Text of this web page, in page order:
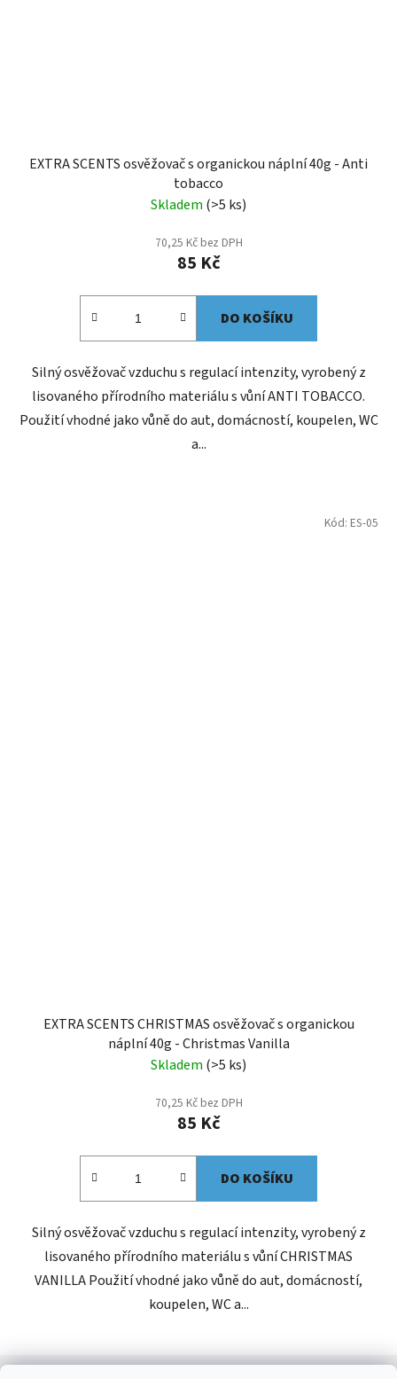
EXTRA SCENTS osvěžovač s organickou náplní 40g - Anti
tobacco
Skladem (>5 ks)
70,25 Kč bez DPH
85 Kč
DO KOŠÍKU
Silný osvěžovač vzduchu s regulací intenzity, vyrobený z
lisovaného přírodního materiálu s vůní ANTI TOBACCO.
Použití vhodné jako vůně do aut, domácností, koupelen, WC
a...
EXTRA SCENTS CHRISTMAS osvěžovač s organickou
náplní 40g - Christmas Vanilla
Skladem (>5 ks)
70,25 Kč bez DPH
85 Kč
DO KOŠÍKU
Silný osvěžovač vzduchu s regulací intenzity, vyrobený z
lisovaného přírodního materiálu s vůní CHRISTMAS
VANILLA Použití vhodné jako vůně do aut, domácností,
koupelen, WC a...
Kód: ES-05
Z